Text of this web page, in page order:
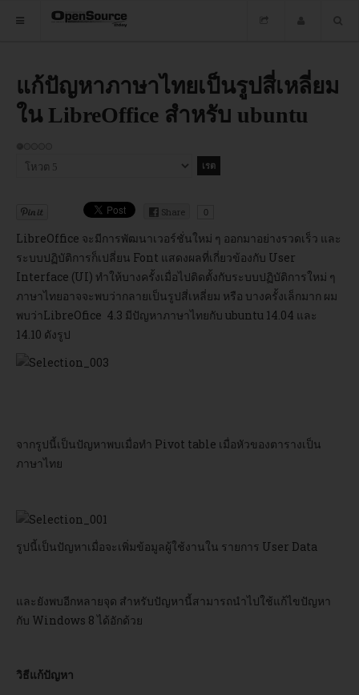
HOME
ซอฟต์แวร์
อบรม
DOWNLOAD
HOME
ซอฟต์แวร์
แก้ปัญหาภาษาไทยเป็นรูปสี่เหลี่ยม
ใน LibreOffice สำหรับ ubuntu
ให้
เรต
กรุณา
Share
0
LibreOffice จะมีการพัฒนาเวอร์ชั่นใหม่ ๆ ออกมาอย่างรวดเร็ว และ
ระบบปฏิบัติการก็เปลี่ยน Font แสดงผลที่เกี่ยวข้องกับ User
Interface (UI) ทำให้บางครั้งเมื่อไปติดตั้งกับระบบปฏิบัติการใหม่ ๆ
ภาษาไทยอาจจะพบว่ากลายเป็นรูปสี่เหลี่ยม หรือ บางครั้งเล็กมาก ผม
พบว่าLibreOfice 4.3 มีปัญหาภาษาไทยกับ ubuntu 14.04 และ
14.10 ดังรูป
จากรูปนี้เป็นปัญหาพบเมื่อทำ Pivot table เมื่อหัวของตารางเป็น
ภาษาไทย
รูปนี้เป็นปัญหาเมื่อจะเพิ่มข้อมูลผู้ใช้งานใน รายการ User Data
และยังพบอีกหลายจุด สำหรับปัญหานี้สามารถนำไปใช้แก้ไขปัญหา
กับ Windows 8 ได้อักด้วย
วิธีแก้ปัญหา